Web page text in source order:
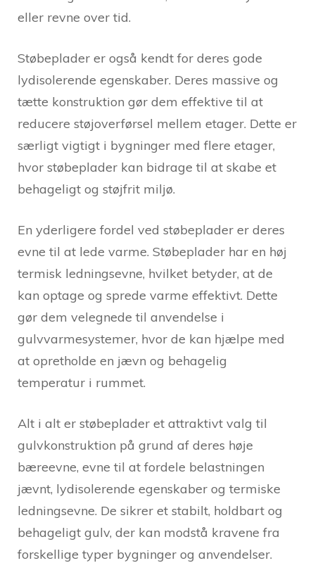
eller revne over tid.
Støbeplader er også kendt for deres gode
lydisolerende egenskaber. Deres massive og
tætte konstruktion gør dem effektive til at
reducere støjoverførsel mellem etager. Dette er
særligt vigtigt i bygninger med flere etager,
hvor støbeplader kan bidrage til at skabe et
behageligt og støjfrit miljø.
En yderligere fordel ved støbeplader er deres
evne til at lede varme. Støbeplader har en høj
termisk ledningsevne, hvilket betyder, at de
kan optage og sprede varme effektivt. Dette
gør dem velegnede til anvendelse i
gulvvarmesystemer, hvor de kan hjælpe med
at opretholde en jævn og behagelig
temperatur i rummet.
Alt i alt er støbeplader et attraktivt valg til
gulvkonstruktion på grund af deres høje
bæreevne, evne til at fordele belastningen
jævnt, lydisolerende egenskaber og termiske
ledningsevne. De sikrer et stabilt, holdbart og
behageligt gulv, der kan modstå kravene fra
forskellige typer bygninger og anvendelser.